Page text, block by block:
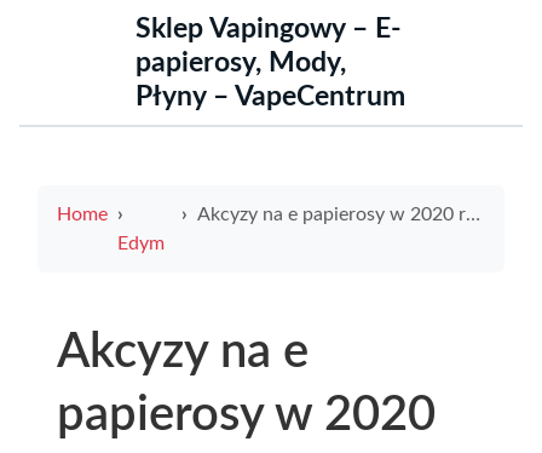
Sklep Vapingowy – E-
papierosy, Mody,
Płyny – VapeCentrum
Home
Edym
Akcyzy na e papierosy w 2020 roku – co warto wiedzieć
Akcyzy na e
papierosy w 2020